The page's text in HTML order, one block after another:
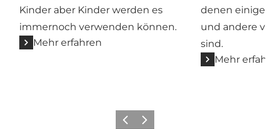
Kinder aber Kinder werden es
immernoch verwenden können.
Mehr erfahren
denen einige
und andere
sind.
Mehr
ZurückWeiter